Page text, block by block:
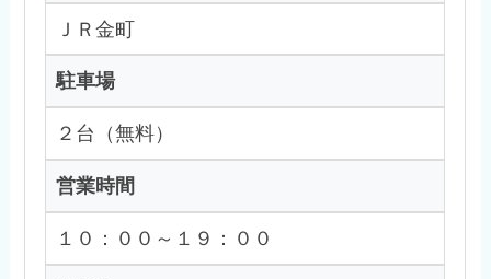
ＪＲ金町
駐車場
２台（無料）
営業時間
１０：００～１９：００